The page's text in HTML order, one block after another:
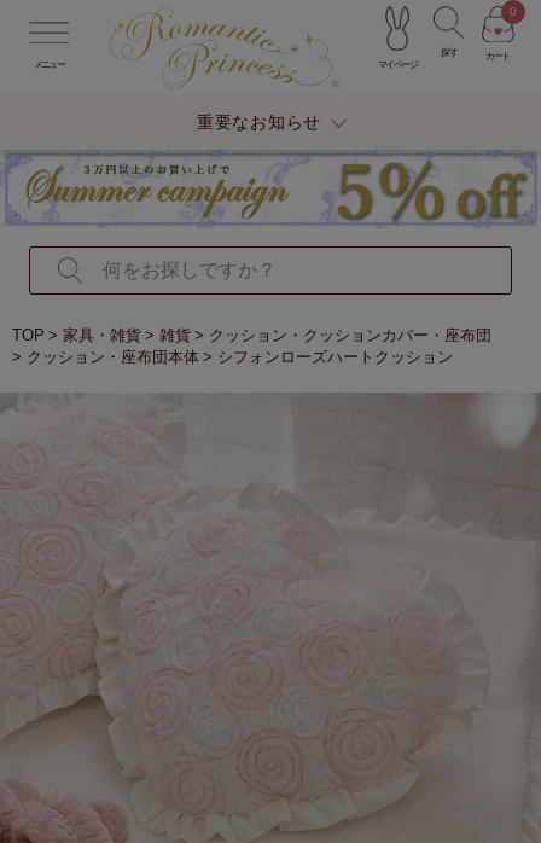
メニュー マイページ
探す カート
0
重要なお知らせ
TOP 家具・雑貨 雑貨
クッション・クッションカバー・座布団
クッション・座布団本体
シフォンローズハートクッション